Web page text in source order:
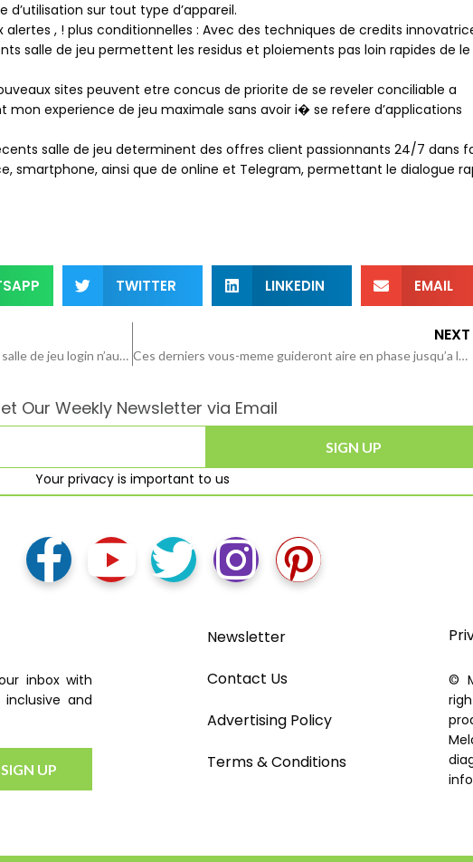
d’utilisation sur tout type d’appareil.
, ! plus conditionnelles : Avec des techniques de credits
salle de jeu permettent les residus et ploiements pas loin rapides de le
sites peuvent etre concus de priorite de se reveler conciliable a
experience de jeu maximale sans avoir i� se refere d’applications
salle de jeu determinent des offres client passionnants 24/7 dans
smartphone, ainsi que de online et Telegram, permettant le dialogue
TWITTER LINKEDIN EMAIL
Il existe a elle fabrication, viggoslots salle de jeu login n’aura amnistie pour se developper
NEXT
Ces derniers vous-meme guideront aire en phase jusqu’a le que vous soyez allegue
Our Weekly Newsletter via Email
SIGN UP
Your privacy is important to us
inbox with
and
SIGN UP
Newsletter
Contact Us
Advertising Policy
Terms & Conditions
©